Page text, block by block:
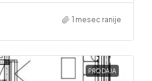
1 mesec ranije
PRODAJA